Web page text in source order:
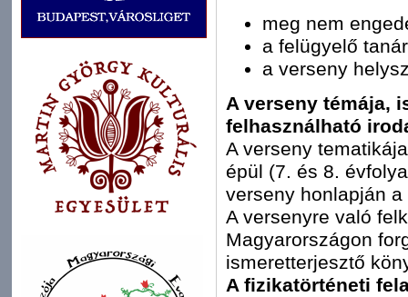
meg nem
a felügyelő
a verseny
A verseny témája,
felhasználható
A verseny
épül (7. és 8.
verseny honlapján a
A versenyre való
Magyarországon
ismeretterjesztő
A fizikatörténeti